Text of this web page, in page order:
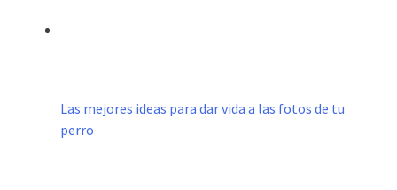
Las mejores ideas para dar vida a las fotos de tu
perro